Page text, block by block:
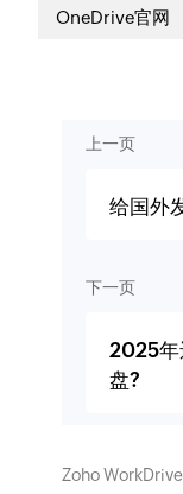
OneDrive官网
上一页
给国外
下一页
2025年
盘?
Zoho